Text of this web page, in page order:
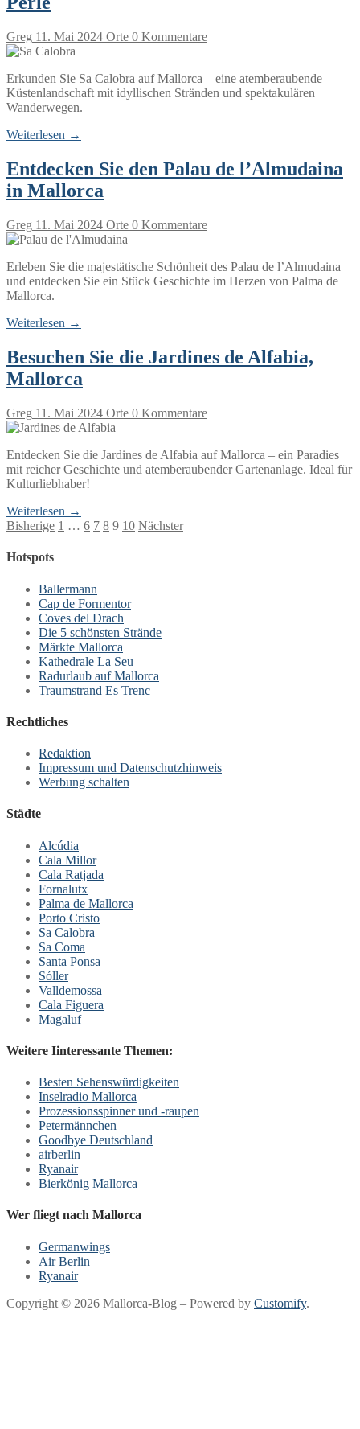
Greg 11. Mai 2024 Orte 0 Kommentare
Erkunden Sie Sa Calobra auf Mallorca – eine atemberaubende
Küstenlandschaft mit idyllischen Stränden und spektakulären
Wanderwegen.
Weiterlesen →
Entdecken Sie den Palau de l’Almudaina
in Mallorca
Greg 11. Mai 2024 Orte 0 Kommentare
Erleben Sie die majestätische Schönheit des Palau de l’Almudaina
und entdecken Sie ein Stück Geschichte im Herzen von Palma de
Mallorca.
Weiterlesen →
Besuchen Sie die Jardines de Alfabia,
Mallorca
Greg 11. Mai 2024 Orte 0 Kommentare
Entdecken Sie die Jardines de Alfabia auf Mallorca – ein Paradies
mit reicher Geschichte und atemberaubender Gartenanlage. Ideal für
Kulturliebhaber!
Weiterlesen →
Seitennummerierung
der
Bisherige 1 … 6 7 8 9 10 Nächster
Hotspots
Ballermann
Cap de Formentor
Coves del Drach
Die 5 schönsten Strände
Märkte Mallorca
Kathedrale La Seu
Radurlaub auf Mallorca
Traumstrand Es Trenc
Rechtliches
Redaktion
Impressum und Datenschutzhinweis
Werbung schalten
Städte
Alcúdia
Cala Millor
Cala Ratjada
Fornalutx
Palma de Mallorca
Porto Cristo
Sa Calobra
Sa Coma
Santa Ponsa
Sóller
Valldemossa
Cala Figuera
Magaluf
Weitere Iinteressante Themen:
Besten Sehenswürdigkeiten
Inselradio Mallorca
Prozessionsspinner und -raupen
Petermännchen
Goodbye Deutschland
airberlin
Ryanair
Bierkönig Mallorca
Wer fliegt nach Mallorca
Germanwings
Air Berlin
Ryanair
Copyright © 2026 Mallorca-Blog – Powered by Customify.